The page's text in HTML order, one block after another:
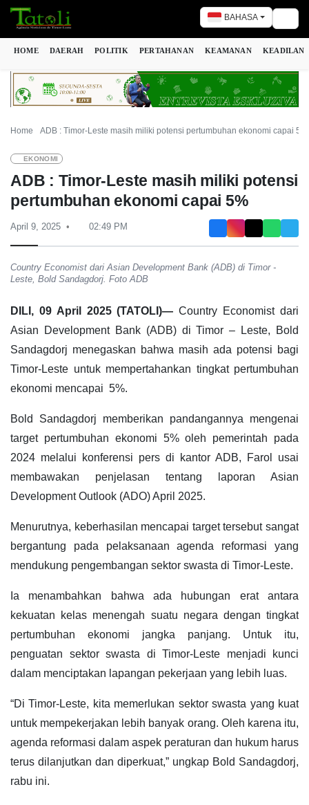
BAHASA
HOME DAERAH POLITIK PERTAHANAN KEAMANAN KEADILAN
Home ADB : Timor-Leste masih miliki potensi pertumbuhan ekonomi capai 5%
EKONOMI
ADB : Timor-Leste masih miliki potensi
pertumbuhan ekonomi capai 5%
April 9, 2025 02:49 PM
Country Economist dari Asian Development Bank (ADB) di Timor -
Leste, Bold Sandagdorj. Foto ADB
DILI, 09 April 2025 (TATOLI)—Country Economist dari
Asian Development Bank (ADB) di Timor – Leste, Bold
Sandagdorj menegaskan bahwa masih ada potensi bagi
Timor-Leste untuk mempertahankan tingkat pertumbuhan
ekonomi mencapai 5%.
Bold Sandagdorj memberikan pandangannya mengenai
target pertumbuhan ekonomi 5% oleh pemerintah pada
2024 melalui konferensi pers di kantor ADB, Farol usai
membawakan penjelasan tentang laporan Asian
Development Outlook (ADO) April 2025.
Menurutnya, keberhasilan mencapai target tersebut sangat
bergantung pada pelaksanaan agenda reformasi yang
mendukung pengembangan sektor swasta di Timor-Leste.
Ia menambahkan bahwa ada hubungan erat antara
kekuatan kelas menengah suatu negara dengan tingkat
pertumbuhan ekonomi jangka panjang. Untuk itu,
penguatan sektor swasta di Timor-Leste menjadi kunci
dalam menciptakan lapangan pekerjaan yang lebih luas.
“Di Timor-Leste, kita memerlukan sektor swasta yang kuat
untuk mempekerjakan lebih banyak orang. Oleh karena itu,
agenda reformasi dalam aspek peraturan dan hukum harus
terus dilanjutkan dan diperkuat,” ungkap Bold Sandagdorj,
rabu ini.